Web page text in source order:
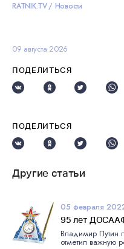
RATNIK.TV Новости
09 августа 2026
ПОДЕЛИТЬСЯ
ПОДЕЛИТЬСЯ
Другие статьи
05 февраля
95 лет
Владимир
отметил важную